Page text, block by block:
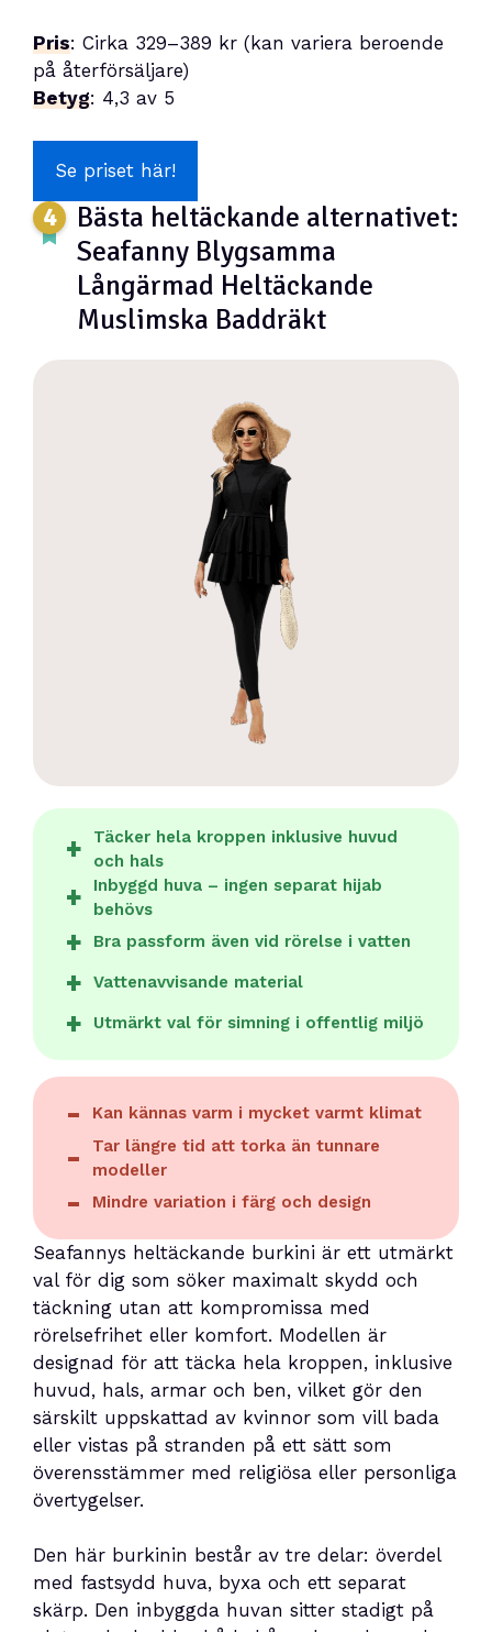
Pris: Cirka 329–389 kr (kan variera beroende
på återförsäljare)
Betyg: 4,3 av 5
Se priset här!
Bästa heltäckande alternativet:
Seafanny Blygsamma
Långärmad Heltäckande
Muslimska Baddräkt
Täcker hela kroppen inklusive huvud
och hals
Inbyggd huva – ingen separat hijab
behövs
Bra passform även vid rörelse i vatten
Vattenavvisande material
Utmärkt val för simning i offentlig miljö
Kan kännas varm i mycket varmt klimat
Tar längre tid att torka än tunnare
modeller
Mindre variation i färg och design
Seafannys heltäckande burkini är ett utmärkt
val för dig som söker maximalt skydd och
täckning utan att kompromissa med
rörelsefrihet eller komfort. Modellen är
designad för att täcka hela kroppen, inklusive
huvud, hals, armar och ben, vilket gör den
särskilt uppskattad av kvinnor som vill bada
eller vistas på stranden på ett sätt som
överensstämmer med religiösa eller personliga
övertygelser.
Den här burkinin består av tre delar: överdel
med fastsydd huva, byxa och ett separat
skärp. Den inbyggda huvan sitter stadigt på